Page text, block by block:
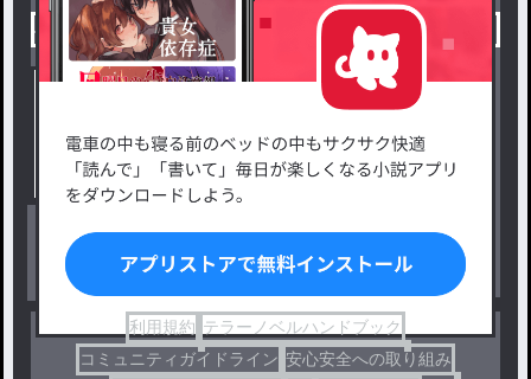
小説を探す
新着小説一覧
小説コンテスト応募・公募
出版・メディアミックス作品
ジャンルから探す
恋愛・ロマンス
ファンタジー・異世界・SF
ホラー・ミステリー
コメディ
利用規約 テラーノベルハンドブック
コミュニティガイドライン 安心安全への取り組み